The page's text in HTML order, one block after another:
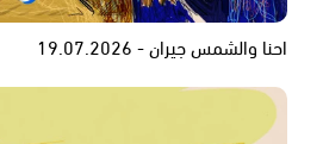
احنا والشمس جيران - 19.07.2026